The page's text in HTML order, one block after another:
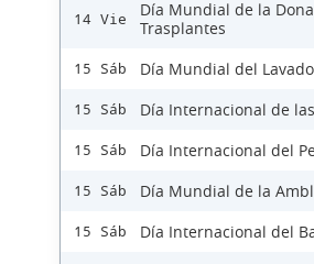
14 Vie
Día Mundial de la
Trasplantes
15 Sáb Día Mundial del
15 Sáb Día Internacional de
15 Sáb Día Internacional del
15 Sáb Día Mundial de la
15 Sáb
Día Internacional del